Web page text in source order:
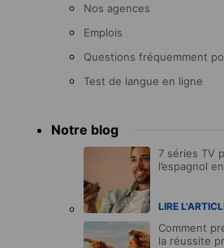
Nos agences
Emplois
Questions fréquemment
Test de langue en ligne
Notre blog
7 séries TV
l’espagnol
LIRE
Comment
la réussite